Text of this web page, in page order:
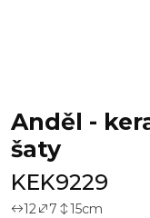
Anděl -
šaty
KEK9229
12 7 15cm